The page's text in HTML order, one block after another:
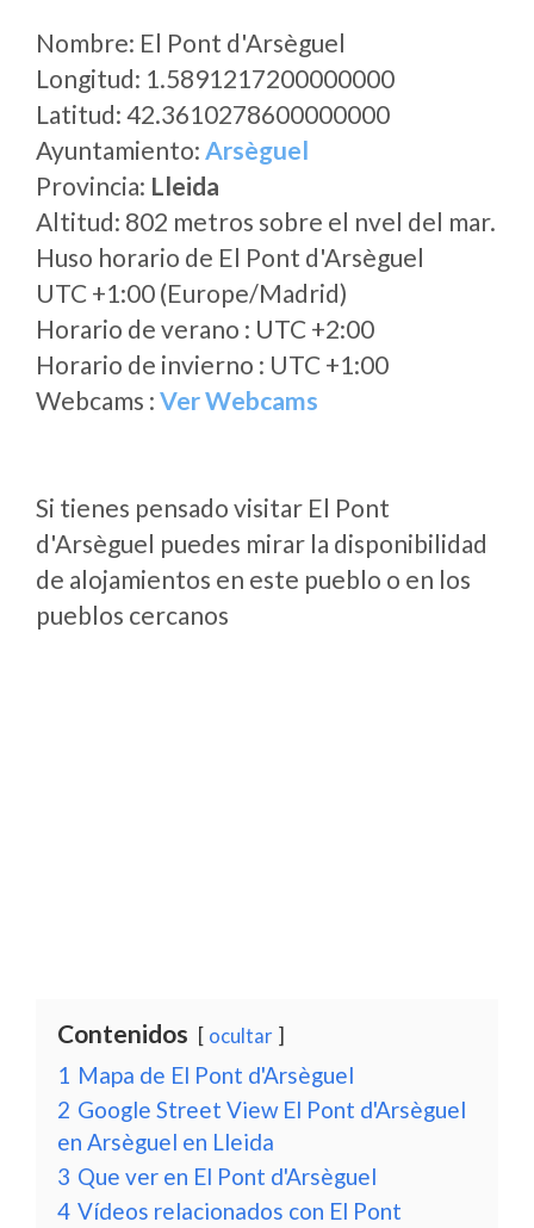
Nombre: El Pont d'Arsèguel
Longitud: 1.5891217200000000
Latitud: 42.3610278600000000
Ayuntamiento: Arsèguel
Provincia: Lleida
Altitud: 802 metros sobre el nvel del mar.
Huso horario de El Pont d'Arsèguel
UTC +1:00 (Europe/Madrid)
Horario de verano : UTC +2:00
Horario de invierno : UTC +1:00
Webcams : Ver Webcams
Si tienes pensado visitar El Pont
d'Arsèguel puedes mirar la disponibilidad
de alojamientos en este pueblo o en los
pueblos cercanos
Contenidos ocultar
1 Mapa de El Pont d'Arsèguel
2 Google Street View El Pont d'Arsèguel
en Arsèguel en Lleida
3 Que ver en El Pont d'Arsèguel
4 Vídeos relacionados con El Pont